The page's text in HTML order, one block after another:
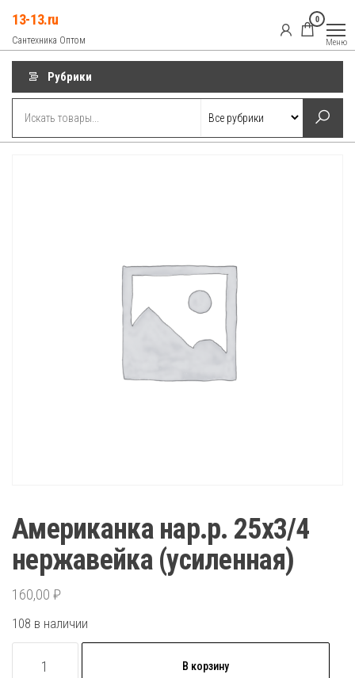
содержимому
13-13.ru
Сантехника Оптом
0
Меню
Рубрики
Американка нар.р. 25х3/4
нержавейка (усиленная)
160,00 ₽
108 в наличии
товара
В корзину